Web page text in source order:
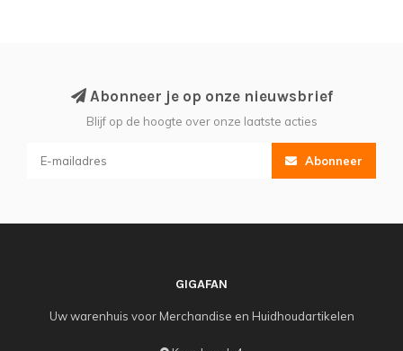
Abonneer je op onze nieuwsbrief
Blijf op de hoogte over onze laatste acties
Abonneer
GIGAFAN
Uw warenhuis voor Merchandise en Huidhoudartikelen